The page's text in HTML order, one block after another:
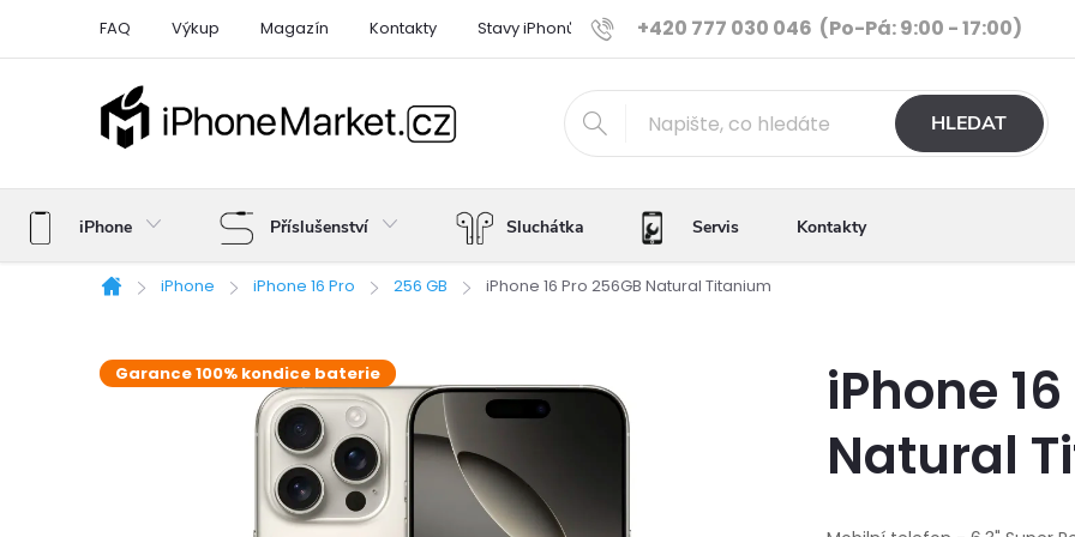
+420 777 030 046 (Po-Pá: 9:00 - 17:00)
FAQ Výkup Magazín Kontakty Stavy iPhonů Ověřené iPhony Výhody e-shopu Porovnání
HLEDAT
iPhone Příslušenství Sluchátka Servis Kontakty
Domů
iPhone iPhone 16 Pro 256 GB iPhone 16 Pro 256GB Natural Titanium
Garance 100% kondice baterie
iPhone
Natural